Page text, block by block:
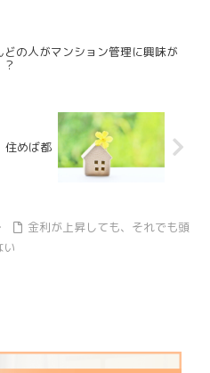
どの人がマンション管理に興味が
住めば都
金利が上昇しても、それでも頭
い